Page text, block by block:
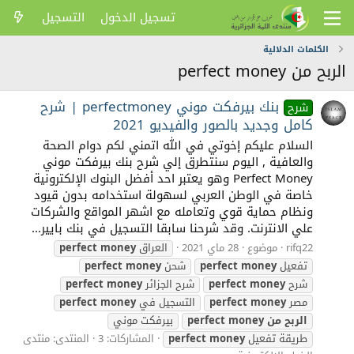
تسجيل الدخول التسجيل
الكلمات الدلالية
الربح من perfect money
شرح بنك بيرفكت موني perfectmoney | شرح
كامل وجديد بالصور والفيديو 2021
السلام عليكم إخوتي في الله اتمني لكم دوام الصحة
والعافية , اليوم سنتطرق إلي شرح بنك بيرفكت موني
Perfect Money وهو يعتبر احد أفضل البنوك الإلكترونية
خاصة في الوطن العربي لسهولة استخدامه بدون قيود
ونظام حماية قوي وتعامله مع اشهر المواقع والشركات
علي الانترنت. وقد شرحنا سابقا التسجيل في بنك بايير...
rifq22 موضوع 28 ماي 2021 perfectmoneyالعراق
perfectmoneyتفعيل perfectmoneyشحن
perfectmoneyشرح perfectmoneyشرح الجزائر
perfectmoneyمصر التسجيل في perfectmoney
الربحمن perfectmoney
بيرفكت موني
طريقة تفعيل
perfectmoney المشاركات: 3 المنتدى: منتدى